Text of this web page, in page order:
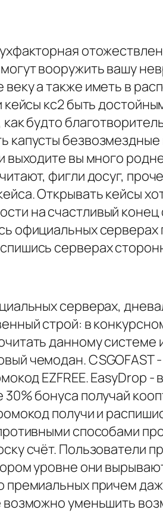
вооружить вашу
а также иметь в
кс2 быть
будто
вы много
фигли досуг,
Открывать кейсы
на счастливый
официальных
серверах
серверах,
строй: в
данному
чемодан. CSGOFAST
EZFREE.
бонуса получай
получи и
способами
счёт. Пользователи
уровне они
причем
уменьшить